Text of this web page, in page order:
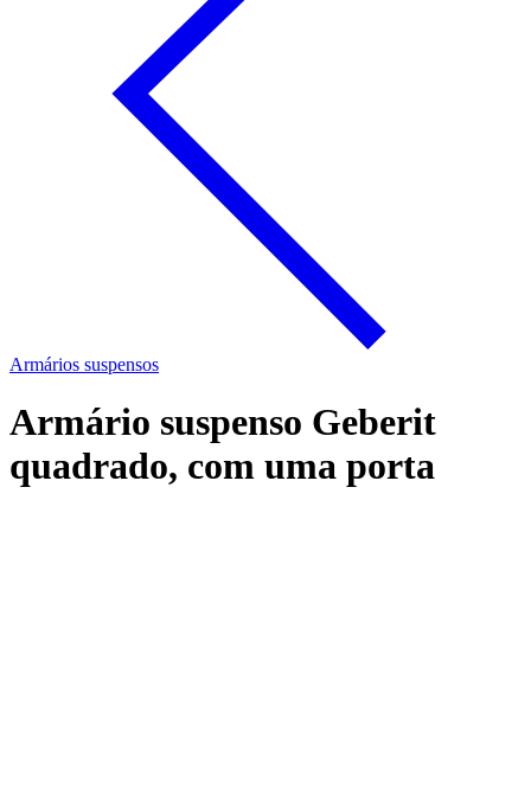
Armários suspensos
Armário suspenso Geberit
quadrado, com uma porta